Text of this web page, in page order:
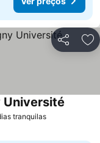
Partilhar
tranquilas
Université